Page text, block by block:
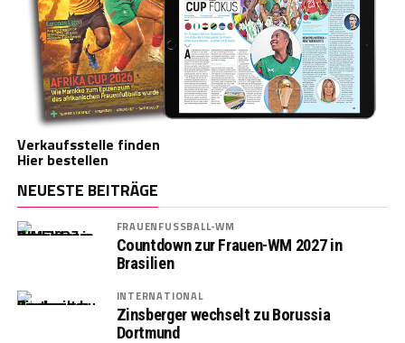
Verkaufsstelle finden
Hier bestellen
NEUESTE BEITRÄGE
FRAUENFUSSBALL-WM
Countdown zur Frauen-WM 2027 in
Brasilien
INTERNATIONAL
Zinsberger wechselt zu Borussia
Dortmund